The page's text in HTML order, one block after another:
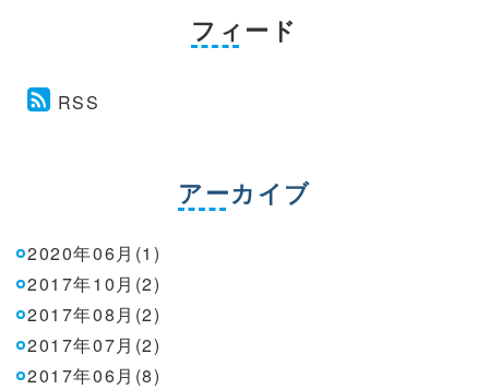
フィード
RSS
アーカイブ
2020年06月(1)
2017年10月(2)
2017年08月(2)
2017年07月(2)
2017年06月(8)